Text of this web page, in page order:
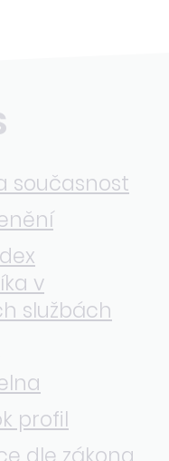
současnost
v
službách
profil